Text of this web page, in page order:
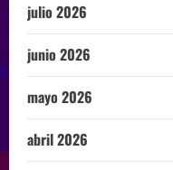
julio 2026
junio 2026
mayo 2026
abril 2026